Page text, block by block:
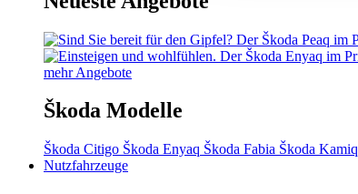
mehr Angebote
Škoda Modelle
Škoda Citigo Škoda Enyaq Škoda Fabia Škoda Kamiq
Nutzfahrzeuge